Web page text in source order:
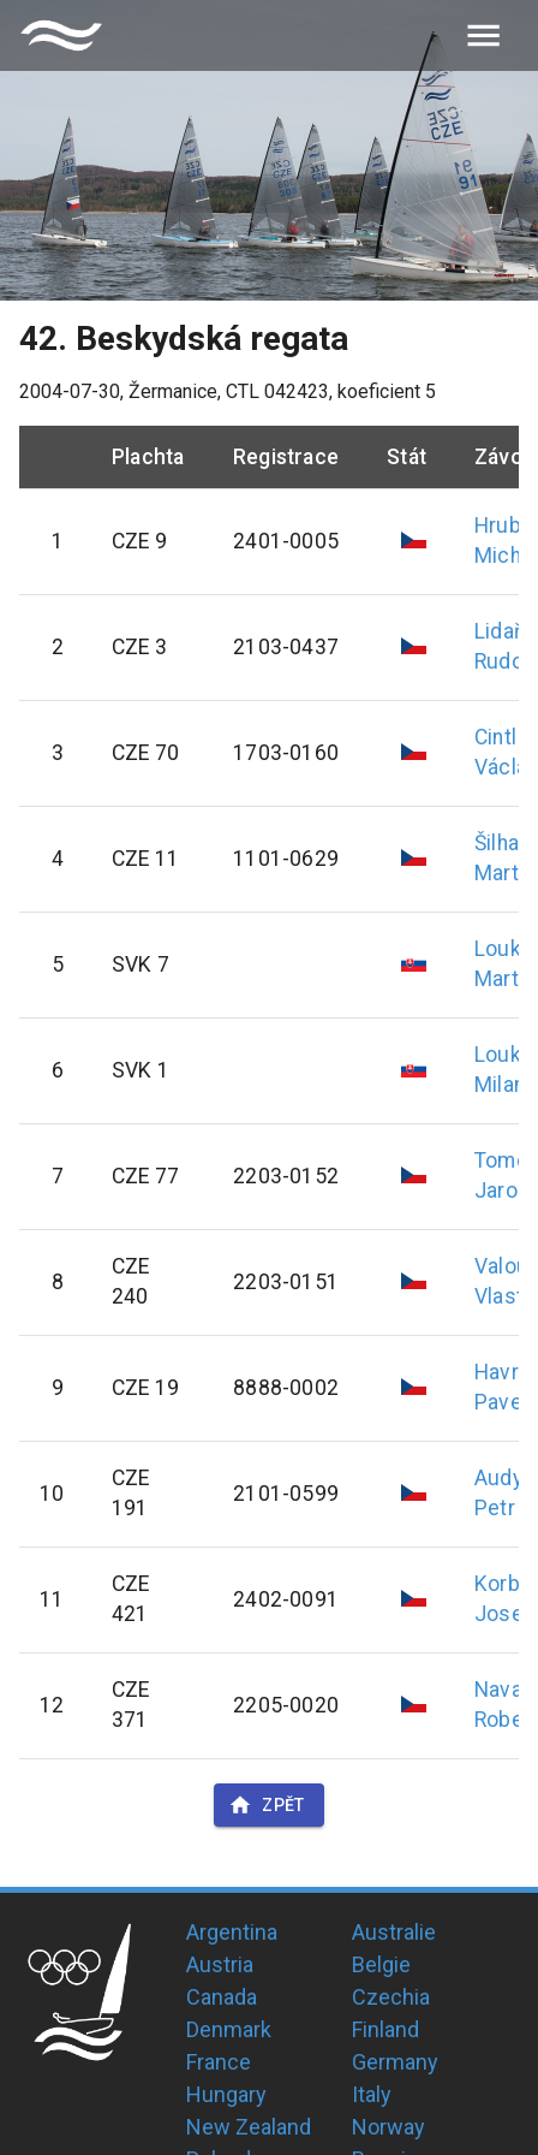
42. Beskydská regata
2004-07-30, Žermanice, CTL 042423, koeficient 5
Plachta Registrace Stát
1 CZE 9 2401-0005
Hrubý
Michal
2 CZE 3 2103-0437
Lidařík
Rudolf
3 CZE 70 1703-0160
Cintl
Václav
4 CZE 11 1101-0629
Martin
5 SVK 7
Martin
6 SVK 1
Milan
7 CZE 77 2203-0152
Tomek
8
CZE
240
2203-0151
9 CZE 19 8888-0002
Pavel
10
CZE
191
2101-0599
Audy
Petr
11
CZE
421
2402-0091
Josef
12
CZE
371
2205-0020
Robert
ZPĚT
Argentina
Australie
Austria
Belgie
Canada
Czechia
Denmark
Finland
France
Germany
Hungary
Italy
New Zealand
Norway